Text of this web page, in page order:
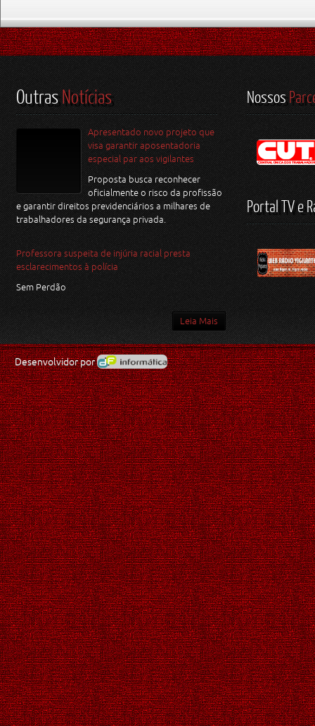
OutrasNotícias
Apresentado novo projeto que
visa garantir aposentadoria
especial par aos vigilantes
Proposta busca reconhecer
oficialmente o risco da profissão
e garantir direitos previdenciários a milhares de
trabalhadores da segurança privada.
Professora suspeita de injúria racial presta
esclarecimentos à polícia
Sem Perdão
Leia Mais
Nossos
Portal TV e
Desenvolvidor por